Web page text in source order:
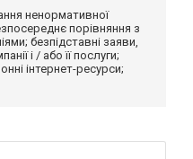
ненормативної
порівняння з
безпідставні заяви,
і / або її послуги;
інтернет-ресурси;